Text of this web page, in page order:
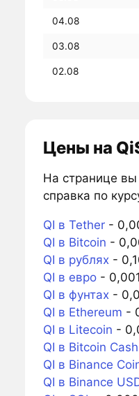
04.08
03.08
02.08
Цены на
На странице вы
справка по
QI в Tether-
QI в Bitcoin -
QI в рублях-
QI в евро-
QI в фунтах-
QI в Ethereum -
QI в Litecoin -
QI в Bitcoin Cash
QI в Binance
QI в Binance